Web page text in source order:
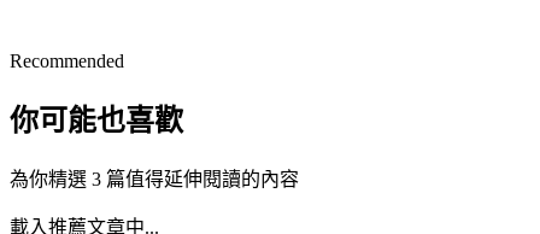
Recommended
你可能也喜歡
為你精選 3 篇值得延伸閱讀的內容
載入推薦文章中...